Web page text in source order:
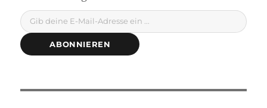
Gib deine E-Mail-Adresse ein ...
ABONNIEREN